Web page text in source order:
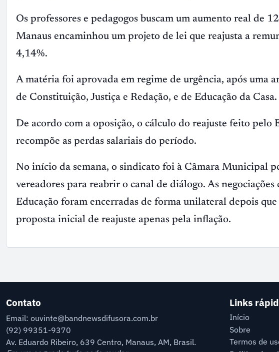
Os professores e pedagogos buscam um aumento real de
Manaus encaminhou um projeto de lei que reajusta a
4,14%.
A matéria foi aprovada em regime de urgência, após uma
de Constituição, Justiça e Redação, e de Educação da Casa.
De acordo com a oposição, o cálculo do reajuste feito pelo
recompõe as perdas salariais do período.
No início da semana, o sindicato foi à Câmara Municipal
vereadores para reabrir o canal de diálogo. As
Educação foram encerradas de forma unilateral depois
proposta inicial de reajuste apenas pela inflação.
Contato
Email: ouvinte@bandnewsdifusora.com.br
(92) 99351-9370
Av. Eduardo Ribeiro, 639 Centro, Manaus, AM, Brasil.
Links
Início
Sobre
Termos de